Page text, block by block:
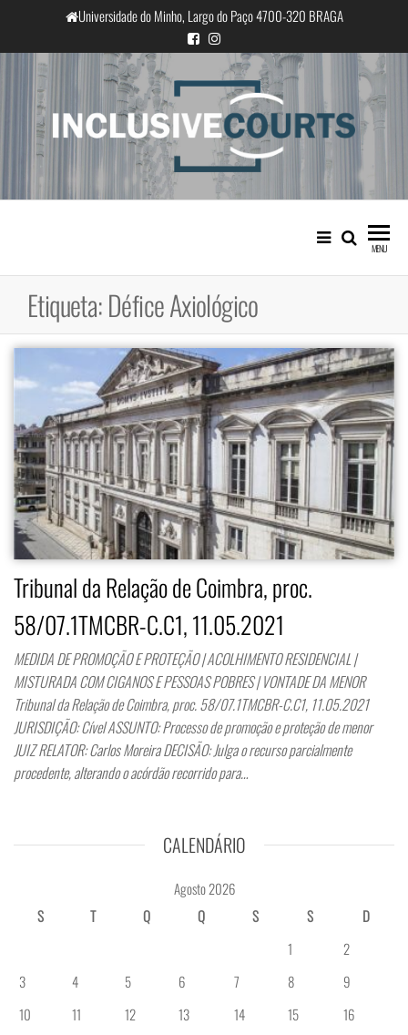
o
conteúdo
Universidade do Minho, Largo do Paço 4700-320 BRAGA
InclusiveCourts
Igualdade e diferença cultural na
prática judicial portuguesa
MENU
Etiqueta:Défice Axiológico
Tribunal da Relação de Coimbra, proc.
58/07.1TMCBR-C.C1, 11.05.2021
MEDIDA DE PROMOÇÃO E PROTEÇÃO | ACOLHIMENTO RESIDENCIAL |
MISTURADA COM CIGANOS E PESSOAS POBRES | VONTADE DA MENOR
Tribunal da Relação de Coimbra, proc. 58/07.1TMCBR-C.C1, 11.05.2021
JURISDIÇÃO: Cível ASSUNTO: Processo de promoção e proteção de menor
JUIZ RELATOR: Carlos Moreira DECISÃO: Julga o recurso parcialmente
procedente, alterando o acórdão recorrido para…
CALENDÁRIO
Agosto 2026
S
T Q Q S S
D
1
2
3
4 5 6 7 8
9
10
11 12 13 14 15
16